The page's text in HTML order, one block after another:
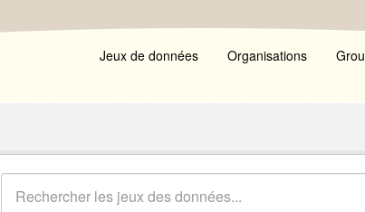
Jeux de données Organisations